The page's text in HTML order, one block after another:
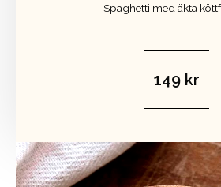
Spaghetti med äkta
149 kr